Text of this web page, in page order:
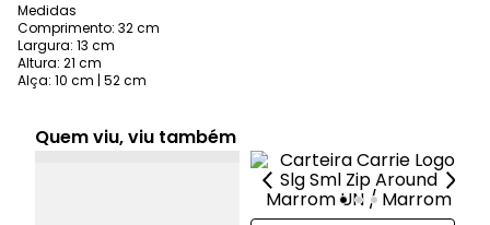
Medidas
Comprimento: 32 cm
Largura: 13 cm
Altura: 21 cm
Alça: 10 cm | 52 cm
Quem viu, viu também